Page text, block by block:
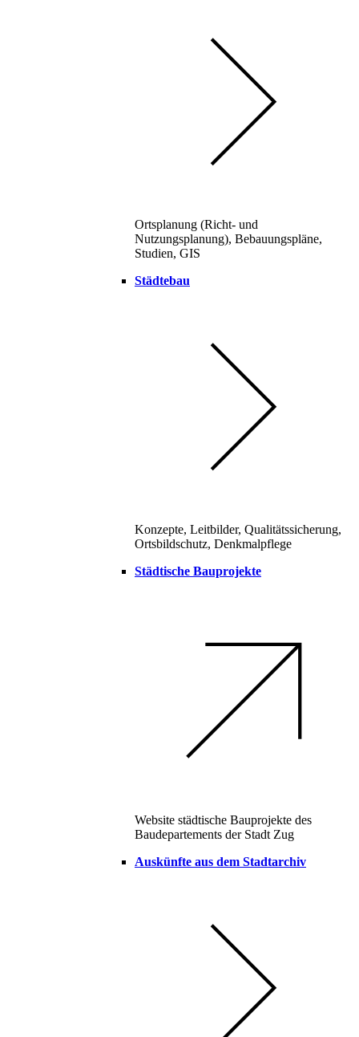
Ortsplanung (Richt- und
Nutzungsplanung), Bebauungspläne,
Studien, GIS
Städtebau
Konzepte, Leitbilder, Qualitätssicherung,
Ortsbildschutz, Denkmalpflege
Städtische Bauprojekte
Website städtische Bauprojekte des
Baudepartements der Stadt Zug
Auskünfte aus dem Stadtarchiv